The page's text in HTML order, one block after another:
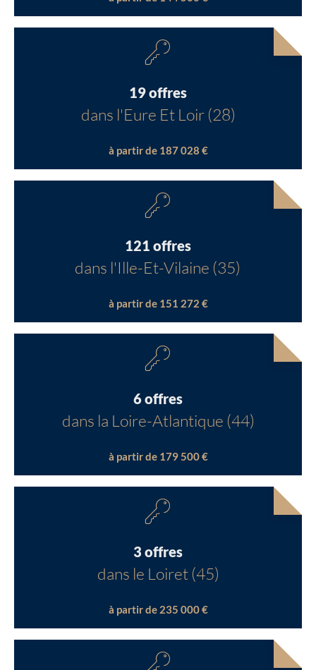
19 offres
dans l'Eure Et Loir (28)
à partir de 187 028 €
121 offres
dans l'Ille-Et-Vilaine (35)
à partir de 151 272 €
6 offres
dans la Loire-Atlantique (44)
à partir de 179 500 €
3 offres
dans le Loiret (45)
à partir de 235 000 €